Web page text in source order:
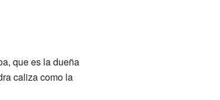
que es la dueña
caliza como la